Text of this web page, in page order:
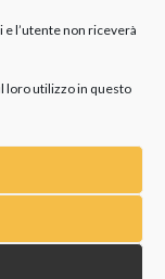
l’utente non riceverà
loro utilizzo in questo